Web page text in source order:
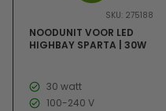
SKU: 275188
NOODUNIT VOOR LED
HIGHBAY SPARTA | 30W
30 watt
100-240 V